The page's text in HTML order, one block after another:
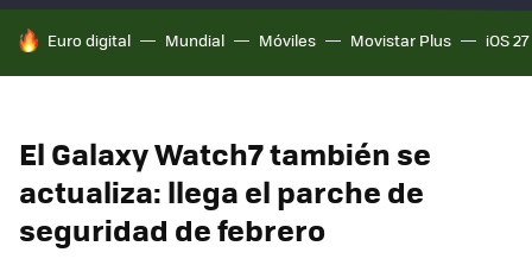
HOY SE HABLA DE
Euro digital Mundial Móviles Movistar Plus iOS 27
El Galaxy Watch7 también se
actualiza: llega el parche de
seguridad de febrero